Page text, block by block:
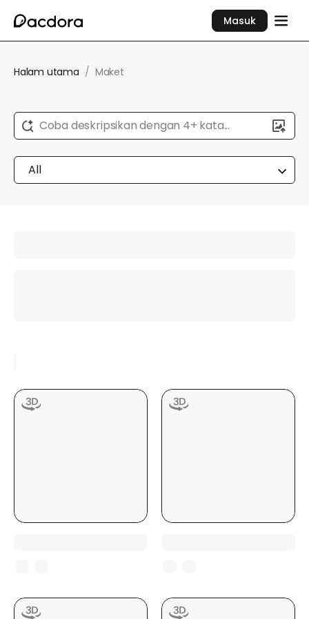
Masuk
Halam utama / Maket
Coba deskripsikan dengan 4+ kata...
All